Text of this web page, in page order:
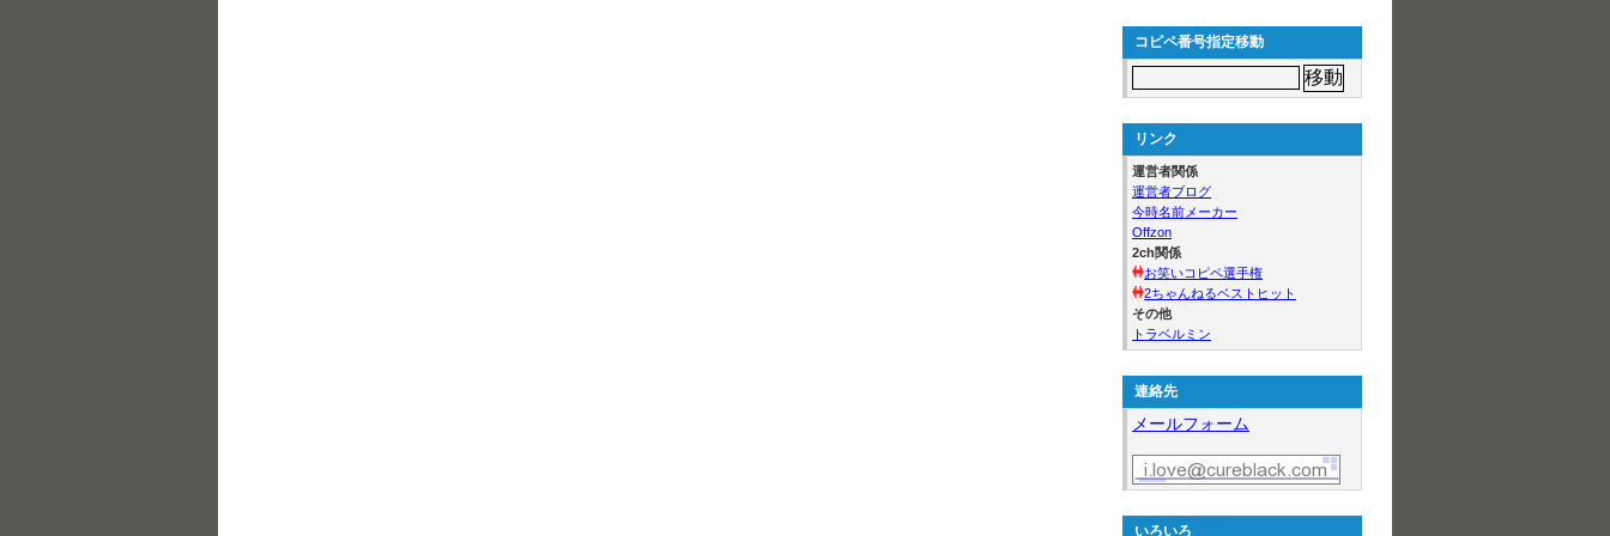
コピペ番号指定移動
リンク
運営者関係
運営者ブログ
今時名前メーカー
Offzon
2ch関係
お笑いコピペ選手権
2ちゃんねるベストヒット
その他
トラベルミン
連絡先
メールフォーム
いろいろ